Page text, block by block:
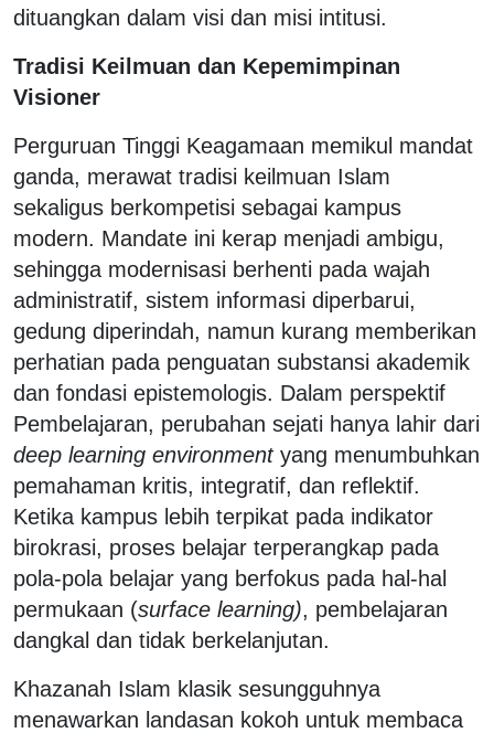
dituangkan dalam visi dan misi intitusi.
Tradisi Keilmuan dan Kepemimpinan
Visioner
Perguruan Tinggi Keagamaan memikul mandat
ganda, merawat tradisi keilmuan Islam
sekaligus berkompetisi sebagai kampus
modern. Mandate ini kerap menjadi ambigu,
sehingga modernisasi berhenti pada wajah
administratif, sistem informasi diperbarui,
gedung diperindah, namun kurang memberikan
perhatian pada penguatan substansi akademik
dan fondasi epistemologis. Dalam perspektif
Pembelajaran, perubahan sejati hanya lahir dari
deep learning environmentyang menumbuhkan
pemahaman kritis, integratif, dan reflektif.
Ketika kampus lebih terpikat pada indikator
birokrasi, proses belajar terperangkap pada
pola-pola belajar yang berfokus pada hal-hal
permukaan (surface learning), pembelajaran
dangkal dan tidak berkelanjutan.
Khazanah Islam klasik sesungguhnya
menawarkan landasan kokoh untuk membaca